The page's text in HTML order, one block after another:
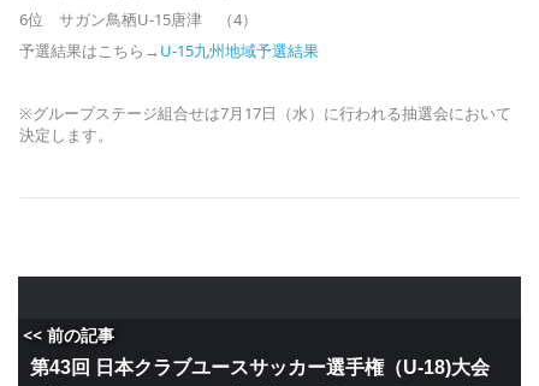
6位 サガン鳥栖U-15唐津 （4）
予選結果はこちら→ U-15九州地域予選結果
※グループステージ組合せは7月17日（水）に行われる抽選会において
決定します。
<< 前の記事
第43回 日本クラブユースサッカー選手権（U-18)大会